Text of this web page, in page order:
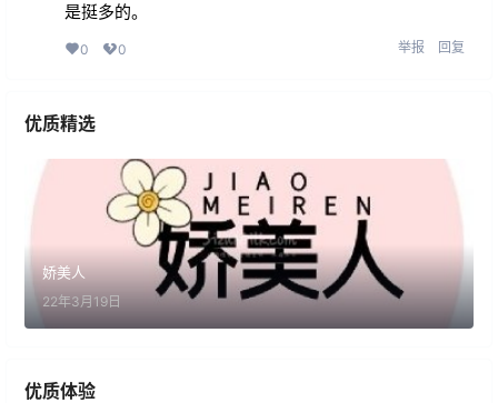
是挺多的。
0 0 举报 回复
优质精选
娇美人
22年3月19日
优质体验